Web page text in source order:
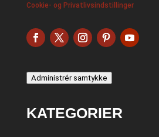
Cookie- og Privatlivsindstillinger
Administrér samtykke
KATEGORIER